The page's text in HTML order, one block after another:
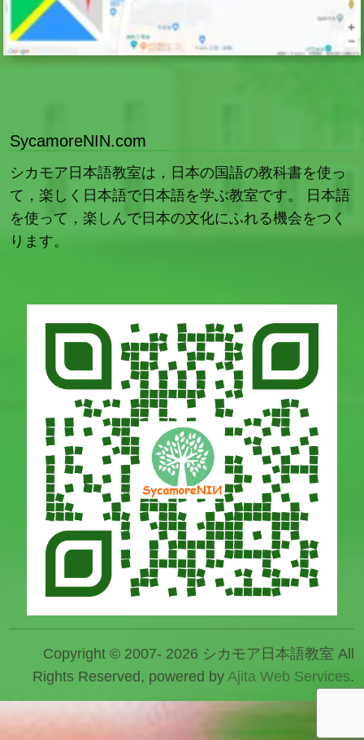
SycamoreNIN.com
シカモア日本語教室は，日本の国語の教科書を使っ
て，楽しく日本語で日本語を学ぶ教室です。 日本語
を使って，楽しんで日本の文化にふれる機会をつく
ります。
Copyright © 2007- 2026 シカモア日本語教室 All
Rights Reserved, powered by Ajita Web Services.